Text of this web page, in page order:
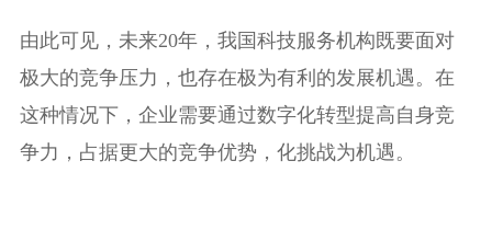
由此可见，未来20年，我国科技服务机构既要面对
极大的竞争压力，也存在极为有利的发展机遇。在
这种情况下，企业需要通过数字化转型提高自身竞
争力，占据更大的竞争优势，化挑战为机遇。